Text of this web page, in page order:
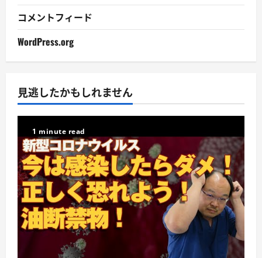
コメントフィード
WordPress.org
見逃したかもしれません
1 minute read